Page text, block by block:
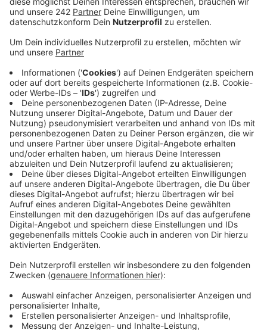
Patienten behandelt.
Veröffentlicht:Mittwoch, 06.05.2026 17:28
Die Anzahl der Behandlungskontakte ist um rund 20
Prozent gestiegen. Der älteste Patient war 92 Jahre,
der Jüngste 17. Vor allem wegen
Infektionserkrankungen der Atemwege oder auch
Herz-Kreislauf-Krankheiten, chronischen
Atemwegserkrankungen oder
Stoffwechselkrankheiten kommen die Menschen. Die
Sprechstunden finden in Behandlungsräumen der
Wohnungslosen- und Drogenhilfe statt. Um die
medizinische Versorgung wohnungs- und obdachloser
Frauen zu verbessern, gibt es mittlerweile auch
als auch im Café Auszeit vom Sozialdienst